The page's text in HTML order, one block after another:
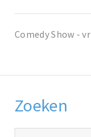
Comedy Show -
Zoeken